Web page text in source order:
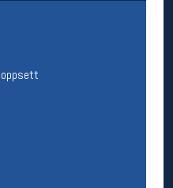
10-13)